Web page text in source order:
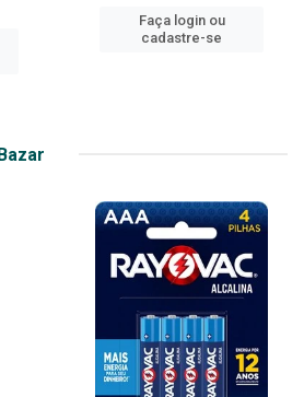
Faça login ou
cadastre-se